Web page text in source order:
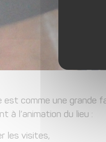
est comme une grande
à l’animation du lieu :
les visites,